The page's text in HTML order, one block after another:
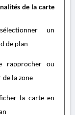
de la carte
un
de plan
rapprocher ou
de la zone
la carte en